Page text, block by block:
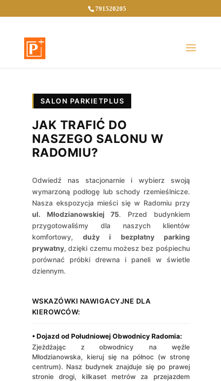
791520205
SALON PARKIETPLUS
JAK TRAFIĆ DO
NASZEGO SALONU W
RADOMIU?
Odwiedź nas stacjonarnie i wybierz swoją
wymarzoną podłogę lub schody rzemieślnicze.
Nasza ekspozycja mieści się w Radomiu przy
ul. Młodzianowskiej 75. Przed budynkiem
przygotowaliśmy dla naszych klientów
komfortowy,duży i bezpłatny parking
prywatny, dzięki czemu możesz bez pośpiechu
porównać próbki drewna i paneli w świetle
dziennym.
WSKAZÓWKI NAWIGACYJNE DLA
KIEROWCÓW:
• Dojazd od Południowej Obwodnicy Radomia:
Zjeżdżając z obwodnicy na węźle
Młodzianowska, kieruj się na północ (w stronę
centrum). Nasz budynek znajduje się po prawej
stronie drogi, kilkaset metrów za przejazdem